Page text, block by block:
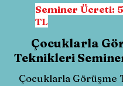
Seminer Ücreti:
TL
Çocuklarla
Teknikleri
Çocuklarla Görüşme